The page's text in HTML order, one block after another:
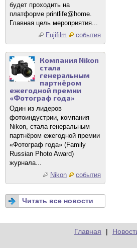
будет проходить на
платформе printlife@home.
Главная цель мероприятия...
Fujifilm
события
Компания Nikon
стала
генеральным
партнёром
ежегодной премии
«Фотограф года»
Один из лидеров
фотоиндустрии, компания
Nikon, стала генеральным
партнёром ежегодной премии
«Фотограф года» (Family
Russian Photo Award)
журнала...
Nikon
события
Читать все новости
Главная |